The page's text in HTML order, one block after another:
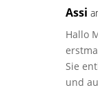
Assi
Hallo
Sie
und